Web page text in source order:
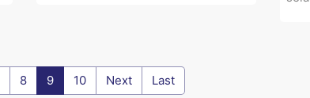
8 9 10 Next Last